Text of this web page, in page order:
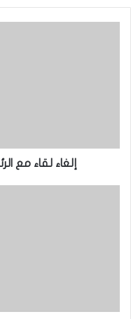
إلغاء لقاء مع